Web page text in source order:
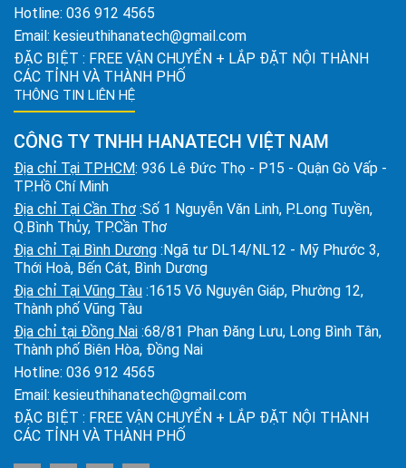
Hotline: 036 912 4565
Email: kesieuthihanatech@gmail.com
ĐẶC BIỆT : FREE VẬN CHUYỂN + LẮP ĐẶT NỘI THÀNH
CÁC TỈNH VÀ THÀNH PHỐ
THÔNG TIN LIÊN HỆ
CÔNG TY TNHH HANATECH VIỆT NAM
Địa chỉ Tại TPHCM: 936 Lê Đức Thọ - P15 - Quận Gò Vấp -
TP.Hồ Chí Minh
Địa chỉ Tại Cần Thơ :Số 1 Nguyễn Văn Linh, P.Long Tuyền,
Q.Bình Thủy, TP.Cần Thơ
Địa chỉ Tại Bình Dương :Ngã tư DL14/NL12 - Mỹ Phước 3,
Thới Hoà, Bến Cát, Bình Dương
Địa chỉ Tại Vũng Tàu :1615 Võ Nguyên Giáp, Phường 12,
Thành phố Vũng Tàu
Địa chỉ tại Đồng Nai :68/81 Phan Đăng Lưu, Long Bình Tân,
Thành phố Biên Hòa, Đồng Nai
Hotline: 036 912 4565
Email: kesieuthihanatech@gmail.com
ĐẶC BIỆT : FREE VẬN CHUYỂN + LẮP ĐẶT NỘI THÀNH
CÁC TỈNH VÀ THÀNH PHỐ